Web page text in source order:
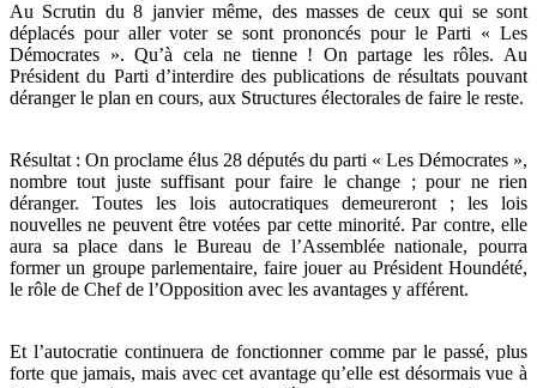
Au Scrutin du 8 janvier même, des masses de ceux qui se sont
déplacés pour aller voter se sont prononcés pour le Parti « Les
Démocrates ». Qu’à cela ne tienne ! On partage les rôles. Au
Président du Parti d’interdire des publications de résultats pouvant
déranger le plan en cours, aux Structures électorales de faire le reste.
Résultat : On proclame élus 28 députés du parti « Les Démocrates »,
nombre tout juste suffisant pour faire le change ; pour ne rien
déranger. Toutes les lois autocratiques demeureront ; les lois
nouvelles ne peuvent être votées par cette minorité. Par contre, elle
aura sa place dans le Bureau de l’Assemblée nationale, pourra
former un groupe parlementaire, faire jouer au Président Houndété,
le rôle de Chef de l’Opposition avec les avantages y afférent.
Et l’autocratie continuera de fonctionner comme par le passé, plus
forte que jamais, mais avec cet avantage qu’elle est désormais vue à